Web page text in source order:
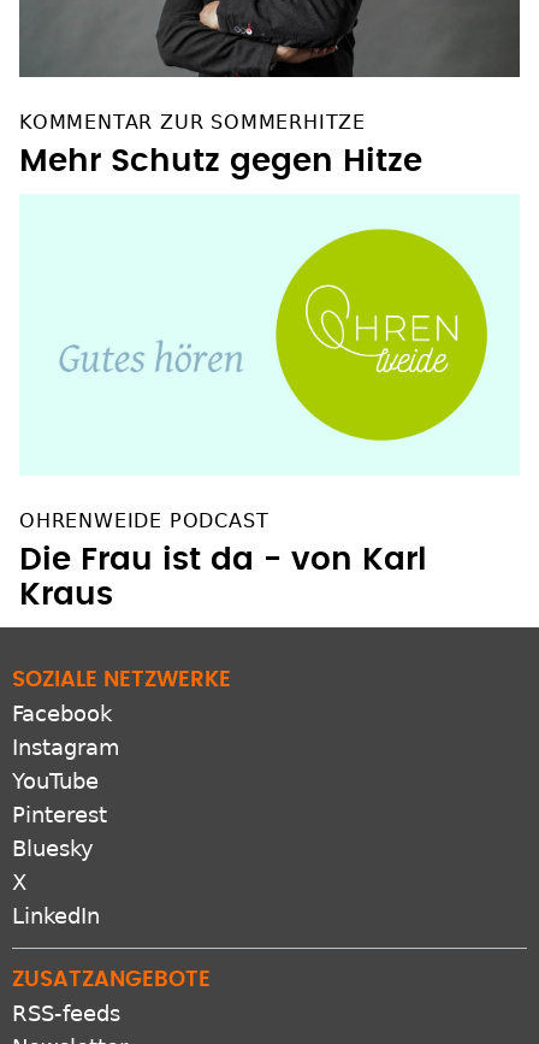
KOMMENTAR ZUR SOMMERHITZE
Mehr Schutz gegen Hitze
OHRENWEIDE PODCAST
Die Frau ist da - von Karl
Kraus
SOZIALE NETZWERKE
Facebook
Instagram
YouTube
Pinterest
Bluesky
X
LinkedIn
ZUSATZANGEBOTE
RSS-feeds